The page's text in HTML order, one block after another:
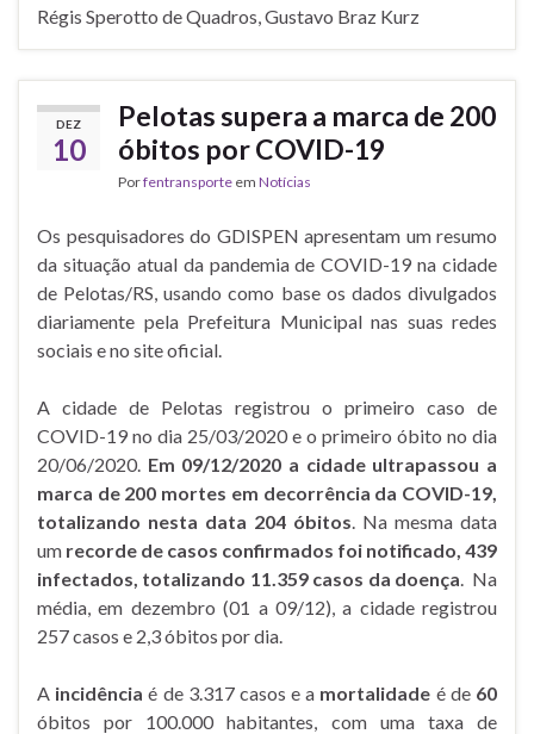
Régis Sperotto de Quadros, Gustavo Braz Kurz
DEZ
10
Pelotas supera a marca de 200
óbitos por COVID-19
Porfentransporte em Notícias
Os pesquisadores do GDISPEN apresentam um resumo
da situação atual da pandemia de COVID-19 na cidade
de Pelotas/RS, usando como base os dados divulgados
diariamente pela Prefeitura Municipal nas suas redes
sociais e no site oficial.
A cidade de Pelotas registrou o primeiro caso de
COVID-19 no dia 25/03/2020 e o primeiro óbito no dia
20/06/2020. Em 09/12/2020 a cidade ultrapassou a
marca de 200 mortes em decorrência da COVID-19,
totalizando nesta data 204 óbitos . Na mesma data
um recorde de casos confirmados foi notificado, 439
infectados, totalizando 11.359 casos da doença . Na
média, em dezembro (01 a 09/12), a cidade registrou
257 casos e 2,3 óbitos por dia.
A incidência é de 3.317 casos e a mortalidade é de 60
óbitos por 100.000 habitantes, com uma taxa de